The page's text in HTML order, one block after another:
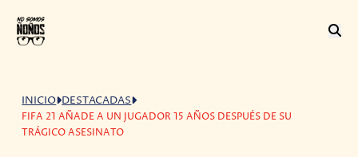
INICIO DESTACADAS
FIFA 21 AÑADE A UN JUGADOR 15 AÑOS DESPUÉS DE SU
TRÁGICO ASESINATO